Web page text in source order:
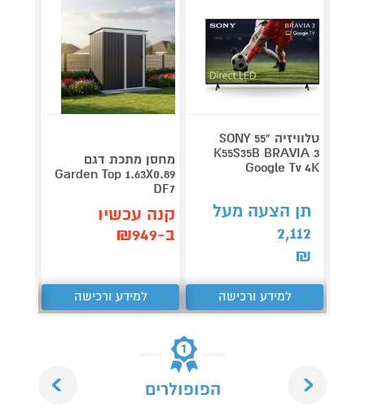
טלוויזיה "55 SONY
K55S35B BRAVIA 3
Google Tv 4K
תן הצעה מעל
2,112
₪
למידע ורכישה
מחסן מתכת דגם
Garden Top 1.63X0.89
DF7
קנה עכשיו
ב-₪949
למידע ורכישה
הפופולרים